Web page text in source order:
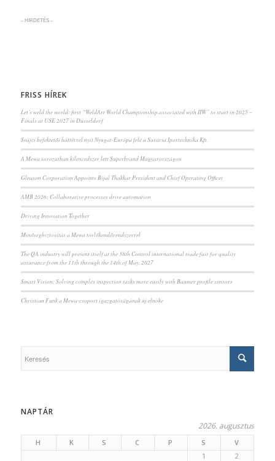
– HIRDETÉS –
FRISS HÍREK
Let’s weld the world: first “WeldArt World Championship associated with IIW” to start in 2025 –
Finals at USE 2027 in Düsseldorf
Svájci befektetői háttérrel nyit Nyugat-Európa felé a Savaria Ipartechnika Kft.
A Mewa sorozatban kilencedszer lett Superbrand Magyarországon
Gleason Corporation Appoints Bijal Thakkar President and Chief Operating Officer
AMB 2026: Collaborative processes drive automation
Driving Innovation Together
Minőségbiztosítás a Mewa törlőkendőrendszerrel
The QA industry will present itself at the 38th Control international trade fair for quality
assurance from the 11th through the 14th of May, 2027
Smart Vision: Solving complex inspection tasks more easily with Baumer profile sensors
Christian Funk a Mewa-csoport igazgatóságának új elnöke
NAPTÁR
2026. augusztus
H K S C P S
V
1
2